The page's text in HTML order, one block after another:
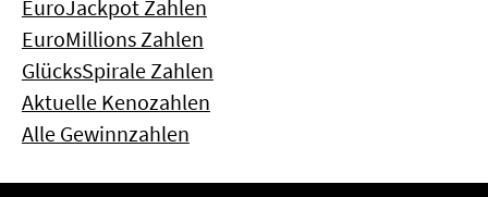
EuroJackpot Zahlen
EuroMillions Zahlen
GlücksSpirale Zahlen
Aktuelle Kenozahlen
Alle Gewinnzahlen